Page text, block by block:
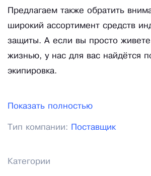
Предлагаем также обратить
широкий ассортимент средств
защиты. А если вы просто живете
жизнью, у нас для вас найдётся
экипировка.
Показать полностью
Тип компании: Поставщик
Категории